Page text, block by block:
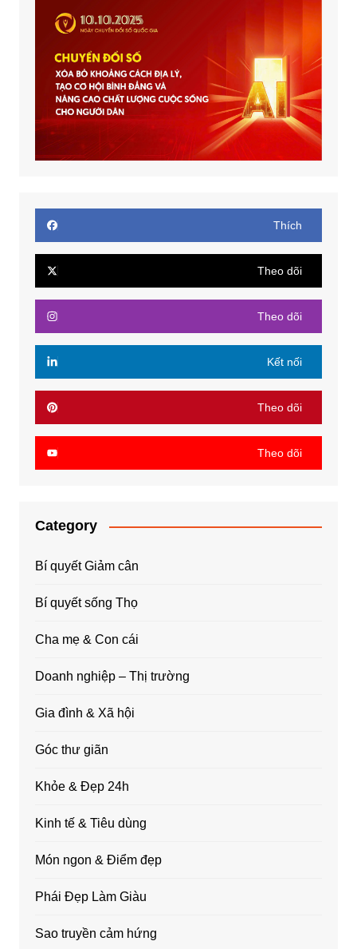
Thích
Theo dõi
Theo dõi
Kết nối
Theo dõi
Theo dõi
Category
Bí quyết Giảm cân
Bí quyết sống Thọ
Cha mẹ & Con cái
Doanh nghiệp – Thị trường
Gia đình & Xã hội
Góc thư giãn
Khỏe & Đẹp 24h
Kinh tế & Tiêu dùng
Món ngon & Điểm đẹp
Phái Đẹp Làm Giàu
Sao truyền cảm hứng